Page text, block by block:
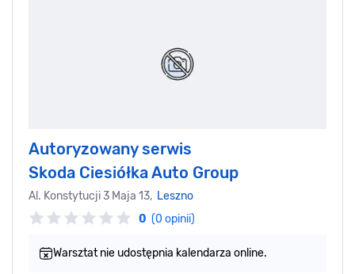
Autoryzowany serwis
Skoda Ciesiółka Auto Group
Al. Konstytucji 3 Maja 13, Leszno
0 (0 opinii)
Warsztat nie udostępnia kalendarza online.